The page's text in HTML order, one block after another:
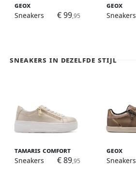
Geox
Sneakers
€ 99,95
Geox
Sneakers
Sneakers in dezelfde stijl
Tamaris Comfort
Sneakers
€ 89,95
Geox
Sneakers